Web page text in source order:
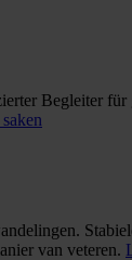
Begleiter
van veteren.